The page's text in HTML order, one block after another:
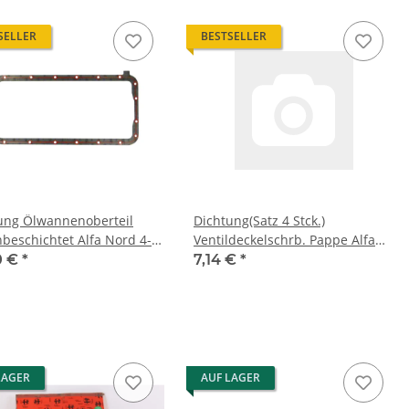
Ölwannenoberteil
Alfa Nord 4-
€ *
BESTSELLER
Dichtung(Satz 4 Stck.)
Ventildeckelschrb. Pappe Alfa
105/115 + 116 4-Zyl. NEU
7,14 € *
AUF LAGER